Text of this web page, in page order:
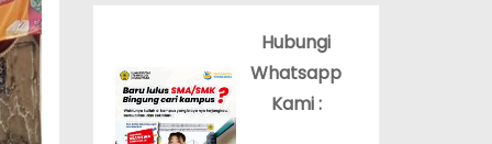
Hubungi
Whatsapp
Kami :